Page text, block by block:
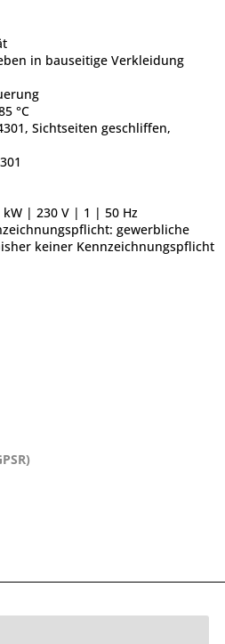
in bauseitige Verkleidung
°C
Sichtseiten geschliffen,
kW | 230 V | 1 | 50 Hz
gewerbliche
keiner Kennzeichnungspflicht